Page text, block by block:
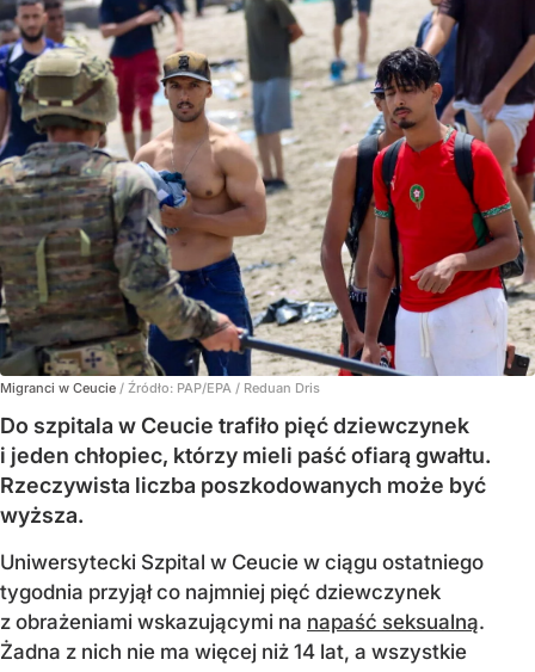
Migranci w Ceucie / Źródło: PAP/EPA / Reduan Dris
Do szpitala w Ceucie trafiło pięć dziewczynek
i jeden chłopiec, którzy mieli paść ofiarą gwałtu.
Rzeczywista liczba poszkodowanych może być
wyższa.
Uniwersytecki Szpital w Ceucie w ciągu ostatniego
tygodnia przyjął co najmniej pięć dziewczynek
z obrażeniami wskazującymi na napaść seksualną.
Żadna z nich nie ma więcej niż 14 lat, a wszystkie